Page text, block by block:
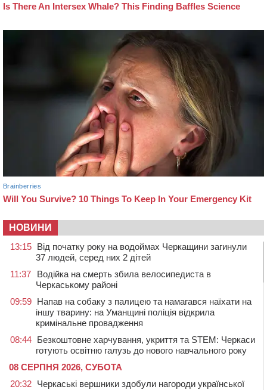
НОВИНИ
13:15 Від початку року на водоймах Черкащини загинули
37 людей, серед них 2 дітей
11:37
Водійка на смерть збила велосипедиста в
Черкаському районі
09:59 Напав на собаку з палицею та намагався наїхати на
іншу тварину: на Уманщині поліція відкрила
кримінальне провадження
08:44 Безкоштовне харчування, укриття та STEM: Черкаси
готують освітню галузь до нового навчального року
08 СЕРПНЯ 2026, СУБОТА
20:32 Черкаські вершники здобули нагороди української